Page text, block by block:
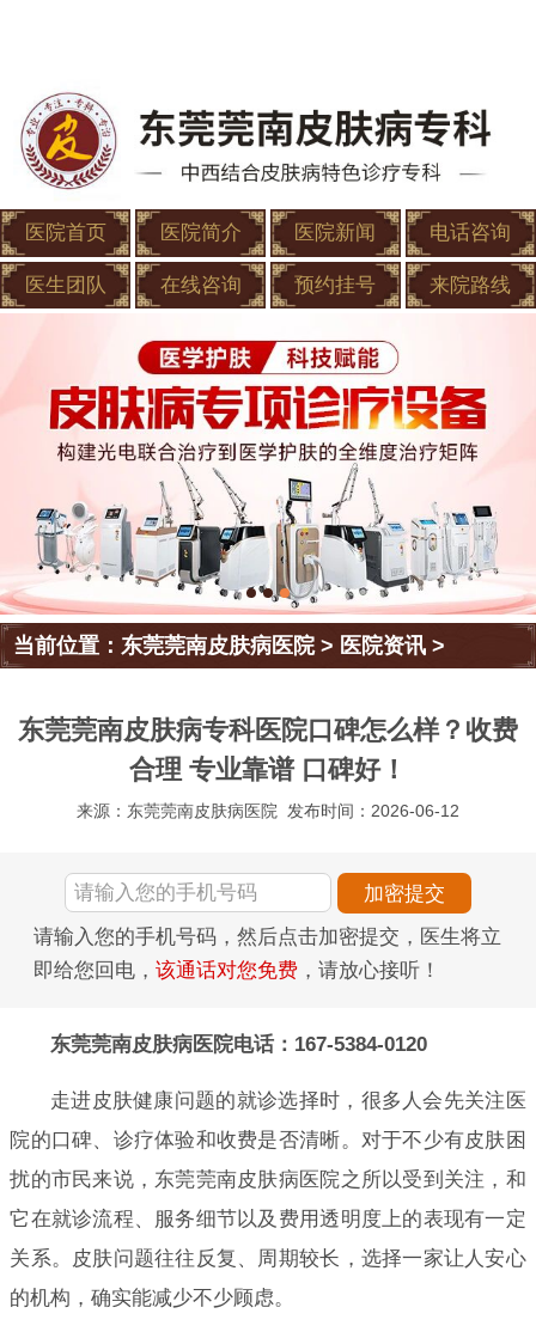
医院首页 医院简介 医院新闻 电话咨询
医生团队 在线咨询 预约挂号 来院路线
当前位置：东莞莞南皮肤病医院> 医院资讯 >
东莞莞南皮肤病专科医院口碑怎么样？收费
合理 专业靠谱 口碑好！
来源：东莞莞南皮肤病医院 发布时间：2026-06-12
请输入您的手机号码，然后点击加密提交，医生将立
即给您回电， 该通话对您免费 ，请放心接听！
东莞莞南皮肤病医院电话：167-5384-0120
走进皮肤健康问题的就诊选择时，很多人会先关注医
院的口碑、诊疗体验和收费是否清晰。对于不少有皮肤困
扰的市民来说，东莞莞南皮肤病医院之所以受到关注，和
它在就诊流程、服务细节以及费用透明度上的表现有一定
关系。皮肤问题往往反复、周期较长，选择一家让人安心
的机构，确实能减少不少顾虑。